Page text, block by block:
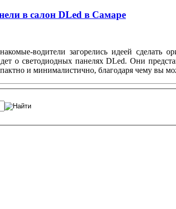
в салон DLed в Самаре
водители загорелись идеей сделать
о светодиодных панелях DLed. Они
и минималистично, благодаря чему вы